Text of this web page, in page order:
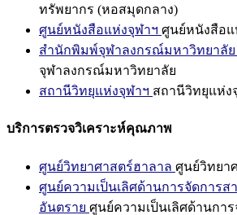
ทรัพยากร (หอสมุดกลาง)
ศูนย์หนังสือแห่งจุฬาฯ ศูนย์หนังสือแ
สำนักพิมพ์จุฬาลงกรณ์มหาวิทยาลัย
จุฬาลงกรณ์มหาวิทยาลัย
สถานีวิทยุแห่งจุฬาฯ สถานีวิทยุแห่ง
บริการตรวจวิเคราะห์คุณภาพ
ศูนย์วิทยาศาสตร์ฮาลาล ศูนย์วิทยา
ศูนย์ความเป็นเลิศด้านการจัดการส
อันตราย ศูนย์ความเป็นเลิศด้านกา